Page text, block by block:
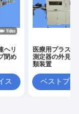
ヘリ
閉め
ス
医療用プラスチ
測定器の外見・
類装置
ベストプラ